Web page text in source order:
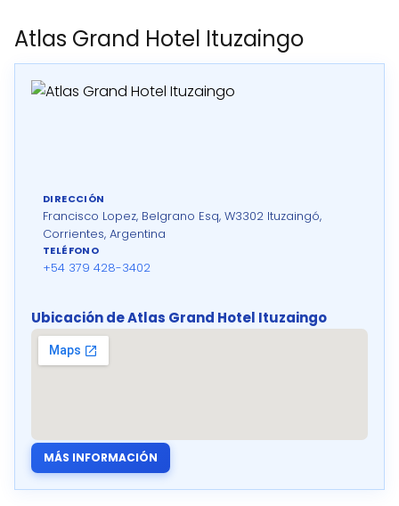
Atlas Grand Hotel Ituzaingo
DIRECCIÓN
Francisco Lopez, Belgrano Esq, W3302 Ituzaingó,
Corrientes, Argentina
TELÉFONO
+54 379 428-3402
Ubicación de Atlas Grand Hotel Ituzaingo
MÁS INFORMACIÓN